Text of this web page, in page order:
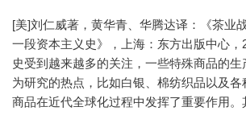
[美]刘仁威著，黄华青、华腾达译：《茶业
一段资本主义史》，上海：东方出版中心，
史受到越来越多的关注，一些特殊商品的
为研究的热点，比如白银、棉纺织品以及
商品在近代全球化过程中发挥了重要作用。